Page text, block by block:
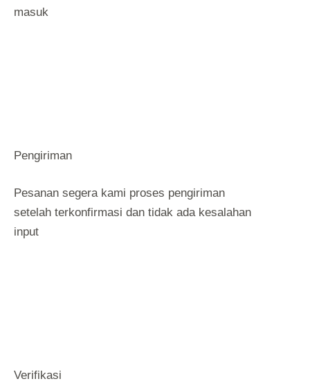
masuk
Pengiriman
Pesanan segera kami proses pengiriman
setelah terkonfirmasi dan tidak ada kesalahan
input
Verifikasi